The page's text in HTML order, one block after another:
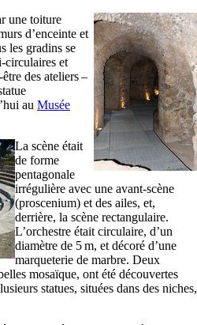
une toiture
d’enceinte et
les gradins se
circulaires et
des ateliers –
au Musée
La scène était
de forme
pentagonale
irrégulière avec une avant-scène
(proscenium) et des ailes, et,
derrière, la scène rectangulaire.
L’orchestre était circulaire, d’un
diamètre de 5 m, et décoré d’une
marqueterie de marbre. Deux
mosaïque, ont été découvertes
statues, situées dans des niches,